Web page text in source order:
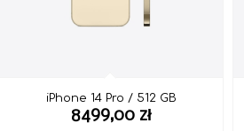
iPhone 14 Pro / 512 GB
8499,00 zł